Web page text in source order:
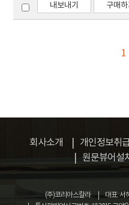
내보내기 구매하
1
회사소개 개인정보취
원문뷰어설
(주)코리아스칼라 대표: 서